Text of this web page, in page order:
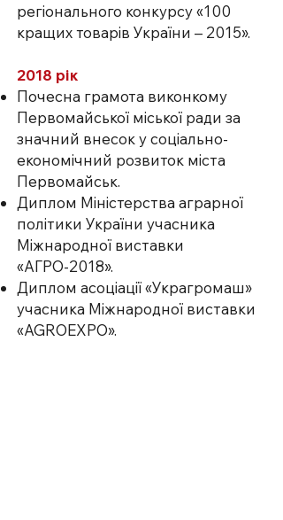
регіонального конкурсу «100
кращих товарів України – 2015».
2018 рік
Почесна грамота виконкому
Первомайської міської ради за
значний внесок у соціально-
економічний розвиток міста
Первомайськ.
Диплом Міністерства аграрної
політики України учасника
Міжнародної виставки
«АГРО-2018».
Диплом асоціації «Украгромаш»
учасника Міжнародної виставки
«AGROEXPO».